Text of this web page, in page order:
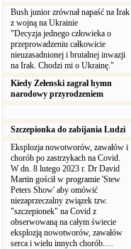
Bush junior zrównał napaść na Irak
z wojną na Ukrainie
"Decyzja jednego człowieka o
przeprowadzeniu całkowicie
nieuzasadnionej i brutalnej inwazji
na Irak. Chodzi mi o Ukrainę."
Kiedy Zełenski zagrał hymn
narodowy przyrodzeniem
Szczepionka do zabijania Ludzi
Eksplozja nowotworów, zawałów i
chorób po zastrzykach na Covid.
W dn. 8 lutego 2023 r. Dr David
Martin gościł w programie 'Stew
Peters Show' aby omówić
niezaprzeczalny związek tzw.
"szczepionek" na Covid z
obserwowaną na całym świecie
eksplozją nowotworów, zawałów
serca i wielu innych chorób.…